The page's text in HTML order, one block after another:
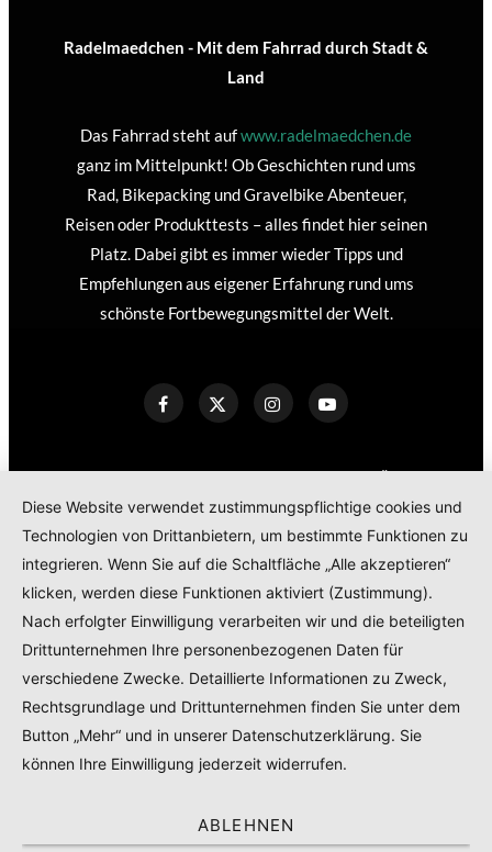
Radelmaedchen - Mit dem Fahrrad durch Stadt &
Land
Das Fahrrad steht aufwww.radelmaedchen.de
ganz im Mittelpunkt! Ob Geschichten rund ums
Rad, Bikepacking und Gravelbike Abenteuer,
Reisen oder Produkttests – alles findet hier seinen
Platz. Dabei gibt es immer wieder Tipps und
Empfehlungen aus eigener Erfahrung rund ums
schönste Fortbewegungsmittel der Welt.
KONTAKT IMPRESSUM DATENSCHUTZERKLÄRUNG
COOKIE POLICY
TEILNAHMEBEDINGUNGEN GEWINNSPIEL
PRODUKTTESTS – KOOPERATIONEN – SPONSORED POSTS
© 2024RADELMAEDCHEN- REGISTERED BRAND.
TOP
Diese Website verwendet zustimmungspflichtige cookies und
Technologien von Drittanbietern, um bestimmte Funktionen zu
integrieren. Wenn Sie auf die Schaltfläche „Alle akzeptieren“
klicken, werden diese Funktionen aktiviert (Zustimmung).
Nach erfolgter Einwilligung verarbeiten wir und die beteiligten
Drittunternehmen Ihre personenbezogenen Daten für
verschiedene Zwecke. Detaillierte Informationen zu Zweck,
Rechtsgrundlage und Drittunternehmen finden Sie unter dem
Button „Mehr“ und in unserer Datenschutzerklärung. Sie
können Ihre Einwilligung jederzeit widerrufen.
ABLEHNEN